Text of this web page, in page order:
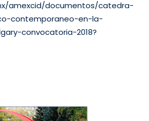
amexcid/documentos/catedra-
contemporaneo-en-la-
convocatoria-2018?